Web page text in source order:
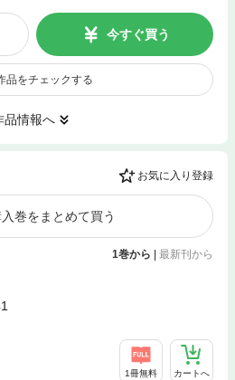
今すぐ買う
品をチェックする
品情報へ
お気に入り登録
巻をまとめて買う
1巻から 最新刊から
1冊無料 カートへ